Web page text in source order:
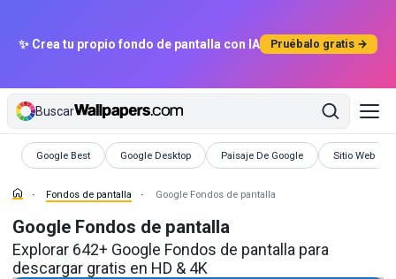
✨ Crea tu propio fondo de pantalla con IA Pruébalo gratis →
Buscar
Google Best
Fondos de pantalla Google Desktop
Fondos de pantalla Paisaje De Google
Fondos de pantalla Sitio Web
Fondos de
Fondos de pantalla Google Fondos de pantalla
Google Fondos de pantalla
Explorar 642+ Google Fondos de pantalla para
descargar gratis en HD & 4K